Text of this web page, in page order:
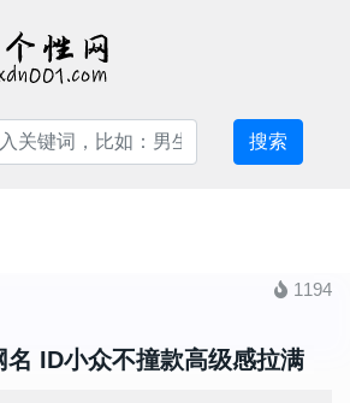
搜索
1194
名 ID小众不撞款高级感拉满